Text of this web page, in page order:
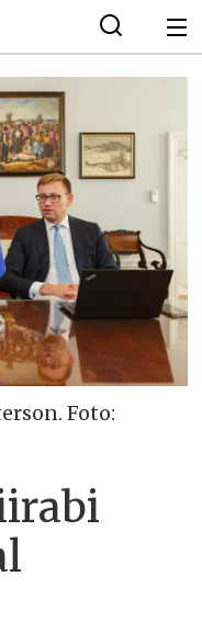
Foto: